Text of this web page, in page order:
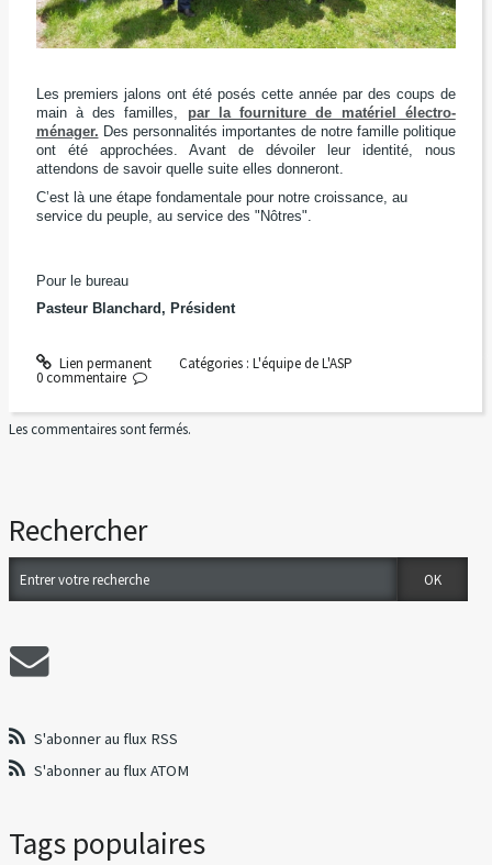
Rechercher
S'abonner au flux RSS
S'abonner au flux ATOM
Tags populaires
Les premiers jalons ont été posés cette année par des coups de
main à des familles, par la fourniture de matériel électro-
ménager. Des personnalités importantes de notre famille politique
ont été approchées. Avant de dévoiler leur identité, nous
attendons de savoir quelle suite elles donneront.
C’est là une étape fondamentale pour notre croissance, au
service du peuple, au service des "Nôtres".
Pour le bureau
Pasteur Blanchard, Président
Lien permanent Catégories : L'équipe de L'ASP
0 commentaire
Les commentaires sont fermés.